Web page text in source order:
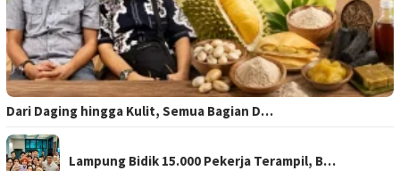
Dari Daging hingga Kulit, Semua Bagian D…
Lampung Bidik 15.000 Pekerja Terampil, B…